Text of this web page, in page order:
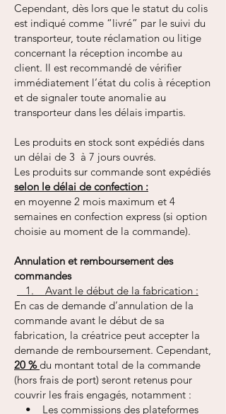
Cependant, dès lors que le statut du colis
est indiqué comme “livré” par le suivi du
transporteur, toute réclamation ou litige
concernant la réception incombe au
client. Il est recommandé de vérifier
immédiatement l’état du colis à réception
et de signaler toute anomalie au
transporteur dans les délais impartis.
Les produits en stock sont expédiés dans
un délai de 3 à 7 jours ouvrés.
Les produits sur commande sont expédiés
selon le délai de confection :
en moyenne 2 mois maximum et 4
semaines en confection express (si option
choisie au moment de la commande).
Annulation et remboursement des
commandes
1. Avant le début de la fabrication :
En cas de demande d’annulation de la
commande avant le début de sa
fabrication, la créatrice peut accepter la
demande de remboursement. Cependant,
20 %du montant total de la commande
(hors frais de port) seront retenus pour
couvrir les frais engagés, notamment :
• Les commissions des plateformes